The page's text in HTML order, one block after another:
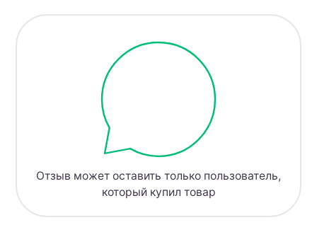
Отзыв может оставить только пользователь,
который купил товар